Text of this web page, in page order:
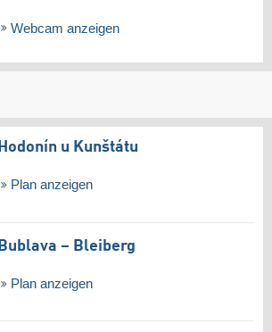
Webcam anzeigen
Hodonín u Kunštátu
Plan anzeigen
Bublava – Bleiberg
Plan anzeigen